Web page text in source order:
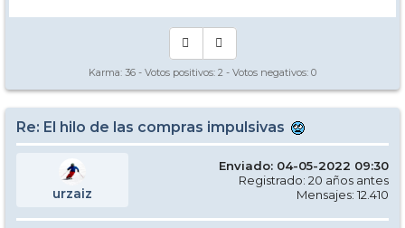
Karma: 36 - Votos positivos: 2 - Votos negativos: 0
Re: El hilo de las compras impulsivas
urzaiz
Enviado: 04-05-2022 09:30
Registrado: 20 años antes
Mensajes: 12.410